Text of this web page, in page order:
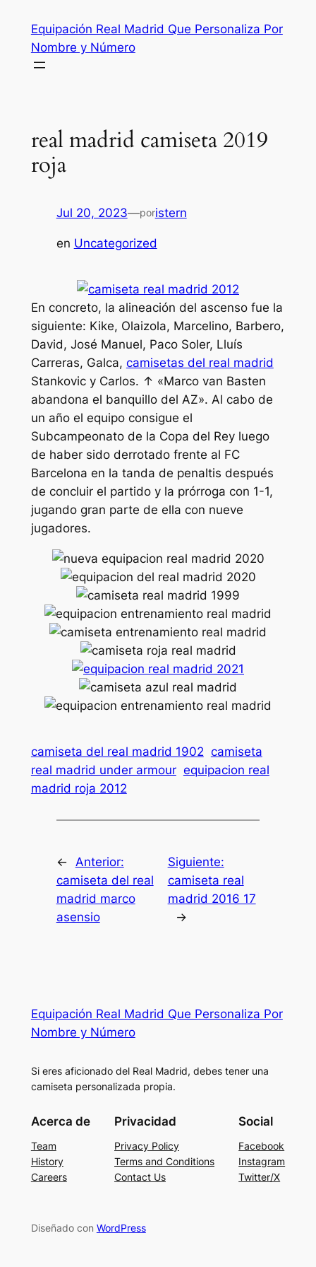
contenido
Equipación Real Madrid Que Personaliza Por
Nombre y Número
real madrid camiseta 2019
roja
Jul 20, 2023—poristern
en Uncategorized
En concreto, la alineación del ascenso fue la
siguiente: Kike, Olaizola, Marcelino, Barbero,
David, José Manuel, Paco Soler, Lluís
Carreras, Galca, camisetas del real madrid
Stankovic y Carlos. ↑ «Marco van Basten
abandona el banquillo del AZ». Al cabo de
un año el equipo consigue el
Subcampeonato de la Copa del Rey luego
de haber sido derrotado frente al FC
Barcelona en la tanda de penaltis después
de concluir el partido y la prórroga con 1-1,
jugando gran parte de ella con nueve
jugadores.
camiseta del real madrid 1902 camiseta
real madrid under armour equipacion real
madrid roja 2012
←
Anterior:
camiseta del real
madrid marco
asensio
Siguiente:
camiseta real
madrid 2016 17
→
Equipación Real Madrid Que Personaliza Por
Nombre y Número
Si eres aficionado del Real Madrid, debes tener una
camiseta personalizada propia.
Acerca de
Team
History
Careers
Privacidad
Privacy Policy
Terms and Conditions
Contact Us
Social
Facebook
Instagram
Twitter/X
Diseñado con WordPress